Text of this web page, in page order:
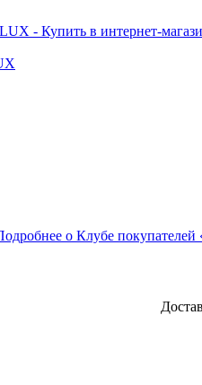
о Клубе